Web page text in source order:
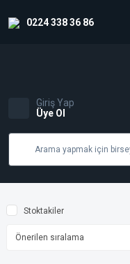
0224 338 36 86
Giriş Yap
Üye Ol
Stoktakiler